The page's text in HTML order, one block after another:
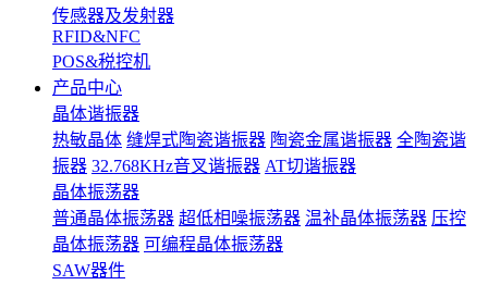
传感器及发射器
RFID&NFC
POS&税控机
产品中心
晶体谐振器
热敏晶体 缝焊式陶瓷谐振器 陶瓷金属谐振器 全陶瓷谐
振器 32.768KHz音叉谐振器 AT切谐振器
晶体振荡器
普通晶体振荡器 超低相噪振荡器 温补晶体振荡器 压控
晶体振荡器 可编程晶体振荡器
SAW器件